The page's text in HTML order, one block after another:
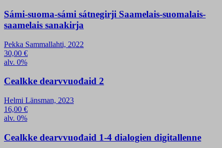
Sámi-suoma-sámi sátnegirji Saamelais-suomalais-
saamelais sanakirja
Pekka Sammallahti, 2022
30,00 €
alv. 0%
Cealkke dearvvuođaid 2
Helmi Länsman, 2023
16,00 €
alv. 0%
Cealkke dearvvuođaid 1-4 dialogien digitallenne